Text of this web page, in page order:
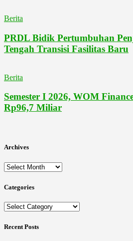
Berita
PRDL Bidik Pertumbuhan
Tengah Transisi Fasilitas Baru
Berita
Semester I 2026, WOM
Rp96,7 Miliar
Archives
Archives
Categories
Categories
Recent Posts